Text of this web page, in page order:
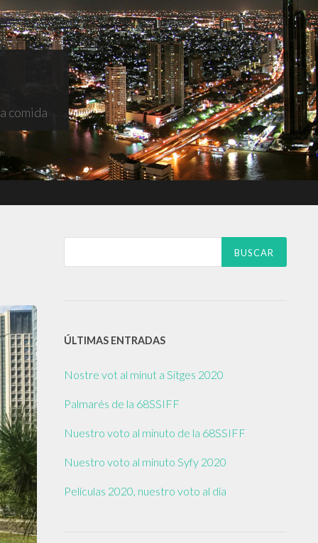
comida
ÚLTIMAS ENTRADAS
Nostre vot al minut a Sitges 2020
Palmarés de la 68SSIFF
Nuestro voto al minuto de la 68SSIFF
Nuestro voto al minuto Syfy 2020
Películas 2020, nuestro voto al día